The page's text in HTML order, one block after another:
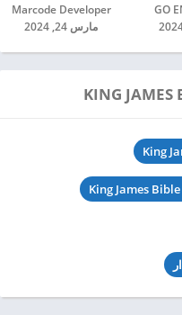
GO
Marcode Developer‏
مارس 24, 2024
King
King James